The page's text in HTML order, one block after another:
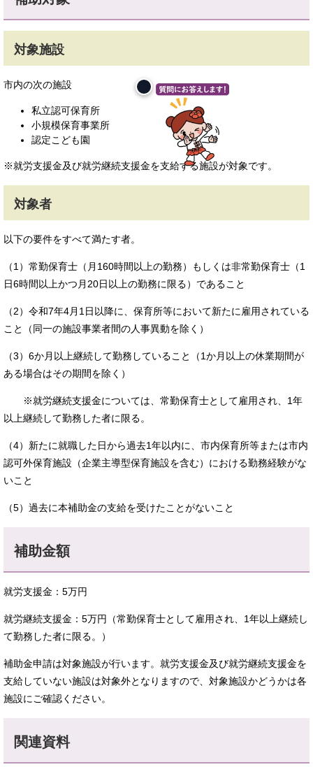
対象施設
市内の次の施設
私立認可保育所
小規模保育事業所
認定こども園
※就労支援金及び就労継続支援金を支給する施設が対象です。
対象者
以下の要件をすべて満たす者。
（1）常勤保育士（月160時間以上の勤務）もしくは非常勤保育士（1
日6時間以上かつ月20日以上の勤務に限る）であること
（2）令和7年4月1日以降に、保育所等において新たに雇用されている
こと（同一の施設事業者間の人事異動を除く）
（3）6か月以上継続して勤務していること（1か月以上の休業期間が
ある場合はその期間を除く）
※就労継続支援金については、常勤保育士として雇用され、1年
以上継続して勤務した者に限る。
（4）新たに就職した日から過去1年以内に、市内保育所等または市内
認可外保育施設（企業主導型保育施設を含む）における勤務経験がな
いこと
（5）過去に本補助金の支給を受けたことがないこと
補助金額
就労支援金：5万円
就労継続支援金：5万円（常勤保育士として雇用され、1年以上継続し
て勤務した者に限る。）
補助金申請は対象施設が行います。就労支援金及び就労継続支援金を
支給していない施設は対象外となりますので、対象施設かどうかは各
施設にご確認ください。
関連資料